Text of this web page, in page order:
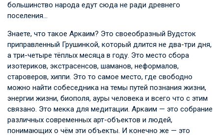
большинство народа едут сюда не ради древнего
поселения…
Знаете, что такое Аркаим? Это своеобразный Вудсток
приправленный Грушинкой, который длится не два-три дня,
а три-четыре тёплых месяца в году. Это место сбора
изотериков, экстрасенсов, шаманов, неформалов,
староверов, хиппи. Это то самое место, где свободно
можно найти собеседника на темы путей познания жизни,
энергии жизни, биополя, ауры человека и всего что с этим
связано. Это мекка для медитации. Аркаим — это собрание
различных современных арт-объектов и людей,
понимающих о чём эти объекты. И конечно же — это